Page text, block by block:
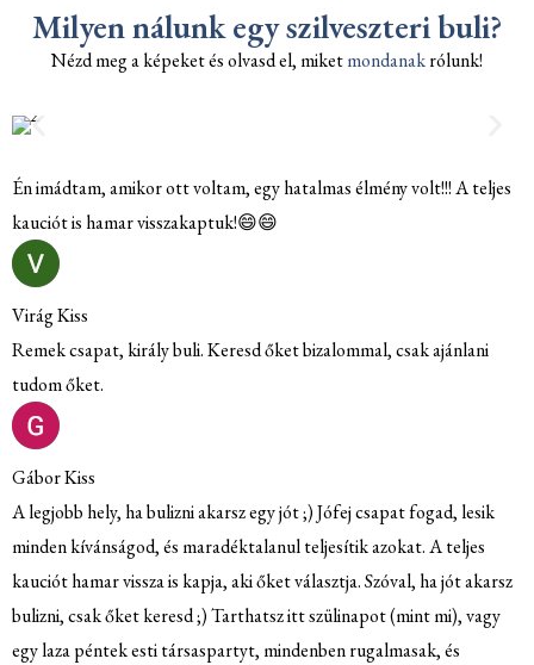
Milyen nálunk egy szilveszteri buli?
Nézd meg a képeket és olvasd el, miketmondanakrólunk!
imádtam, amikor ott voltam, egy hatalmas élmény volt!!! A teljes
is hamar visszakaptuk!😄😄
Kiss
csapat, király buli. Keresd őket bizalommal, csak ajánlani
őket.
Kiss
hely, ha bulizni akarsz egy jót ;) Jófej csapat fogad, lesik
kívánságod, és maradéktalanul teljesítik azokat. A teljes
hamar vissza is kapja, aki őket választja. Szóval, ha jót akarsz
csak őket keresd ;) Tarthatsz itt szülinapot (mint mi), vagy
laza péntek esti társaspartyt, mindenben rugalmasak, és